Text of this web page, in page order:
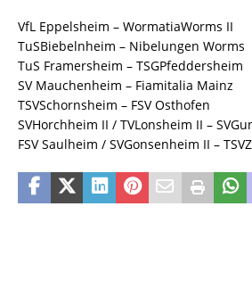
VfL Eppelsheim – WormatiaWorms II
TuSBiebelnheim – Nibelungen Worms
TuS Framersheim – TSGPfeddersheim
SV Mauchenheim – Fiamitalia Mainz
TSVSchornsheim – FSV Osthofen
SVHorchheim II / TVLonsheim II –
FSV Saulheim / SVGonsenheim II –